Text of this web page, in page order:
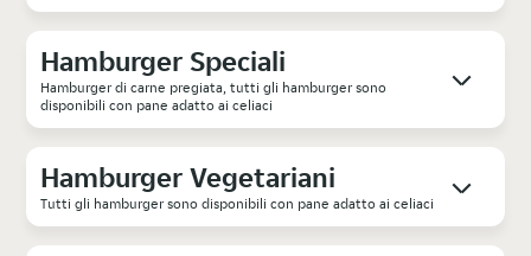
Hamburger Speciali
Hamburger di carne pregiata, tutti gli hamburger sono
disponibili con pane adatto ai celiaci
Hamburger Vegetariani
Tutti gli hamburger sono disponibili con pane adatto ai celiaci